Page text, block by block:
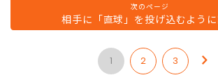
次のページ
相手に「直球」を投げ込むよう
1 2 3